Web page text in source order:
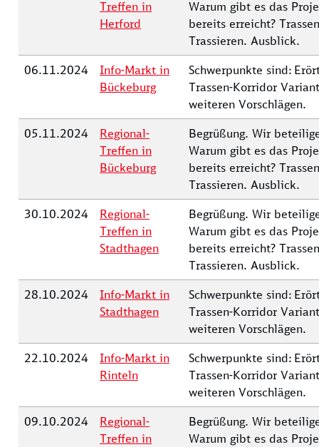
Treffen in
Herford
Warum gibt es das
bereits erreicht?
Trassieren. Ausblick.
06.11.2024
Info-Markt in
Bückeburg
Schwerpunkte sind:
Trassen-Korridor
weiteren Vorschlägen.
05.11.2024
Regional-
Treffen in
Bückeburg
Begrüßung. Wir
Warum gibt es das
bereits erreicht?
Trassieren. Ausblick.
30.10.2024
Regional-
Treffen in
Stadthagen
Begrüßung. Wir
Warum gibt es das
bereits erreicht?
Trassieren. Ausblick.
28.10.2024
Info-Markt in
Stadthagen
Schwerpunkte sind:
Trassen-Korridor
weiteren Vorschlägen.
22.10.2024
Info-Markt in
Rinteln
Schwerpunkte sind:
Trassen-Korridor
weiteren Vorschlägen.
09.10.2024
Regional-
Treffen in
Begrüßung. Wir
Warum gibt es das